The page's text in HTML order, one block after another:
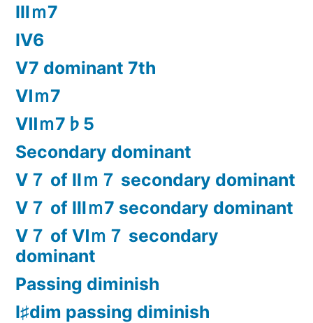
Ⅲｍ7
Ⅳ6
Ⅴ7 dominant 7th
Ⅵｍ7
Ⅶｍ7♭5
Secondary dominant
Ⅴ７ of Ⅱｍ７ secondary dominant
Ⅴ７ of Ⅲｍ7 secondary dominant
Ⅴ７ of Ⅵｍ７ secondary
dominant
Passing diminish
Ⅰ♯dim passing diminish